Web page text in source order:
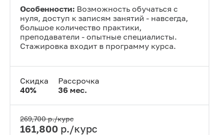
Особенности: Возможность обучаться с
нуля, доступ к записям занятий - навсегда,
большое количество практики,
преподаватели - опытные специалисты.
Стажировка входит в программу курса.
Скидка
40%
Рассрочка
36 мес.
269,700р./курс
161,800 р./курс